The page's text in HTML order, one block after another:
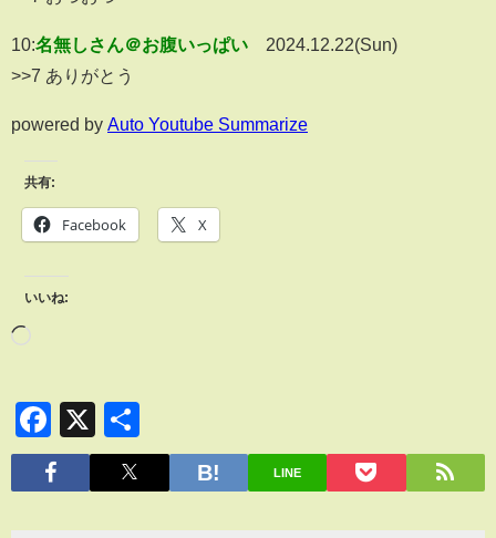
10:名無しさん＠お腹いっぱい
2024.12.22(Sun)
>>7 ありがとう
powered by Auto Youtube Summarize
共有:
Facebook X
いいね:
Facebook
X
有
LINE